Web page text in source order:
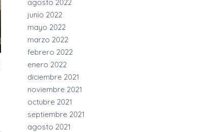
agosto 2022
junio 2022
mayo 2022
marzo 2022
febrero 2022
enero 2022
diciembre 2021
noviembre 2021
octubre 2021
septiembre 2021
agosto 2021